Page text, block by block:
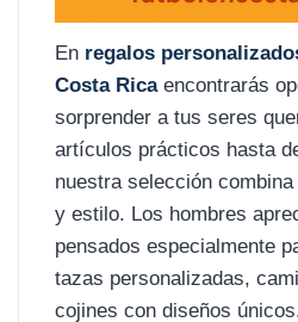
En regalos
Costa Ricaencontrarás
sorprender a tus seres
artículos prácticos hasta
nuestra selección
y estilo. Los hombres
pensados especialmente
tazas personalizadas,
cojines con diseños